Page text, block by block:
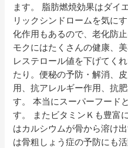
ます。 脂肪燃焼効果はダイ
リックシンドロームを気に
化作用もあるので、老化防
モクにはたくさんの健康、
レステロール値を下げてく
たり。便秘の予防・解消、
用、抗アレルギー作用、抗
す。 本当にスーパーフード
す。 またビタミンＫも豊富
はカルシウムが骨から溶け
は骨粗しょう症の予防にも